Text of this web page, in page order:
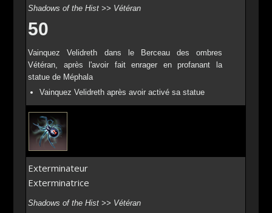
Shadows of the Hist >> Vétéran
50
Vainquez Velidreth dans le Berceau des ombres
Vétéran, après l'avoir fait enrager en profanant la
statue de Méphala
Vainquez Velidreth après avoir activé sa statue
Exterminateur
Exterminatrice
Shadows of the Hist >> Vétéran